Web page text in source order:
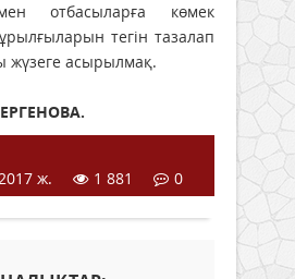
отбасыларға көмек
тегін тазалап
жүзеге асырылмақ.
ж.
1 881 0